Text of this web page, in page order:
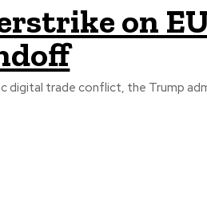
on
trade conflict, the Trump